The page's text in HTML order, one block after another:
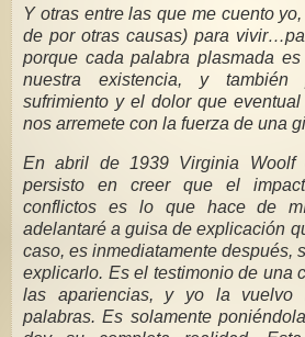
Y otras entre las que me cuento
de por otras causas) para
porque cada palabra plasmada
nuestra existencia, y también
sufrimiento y el dolor que
nos arremete con la fuerza de una
En abril de 1939 Virginia Woolf
persisto en creer que el
conflictos es lo que hace de
adelantaré a guisa de explicación
caso, es inmediatamente después,
explicarlo. Es el testimonio de una
las apariencias, y yo la vuelvo
palabras. Es solamente